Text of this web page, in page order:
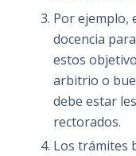
Por ejemplo,
docencia
estos
arbitrio o
debe estar
rectorados.
Los trámites